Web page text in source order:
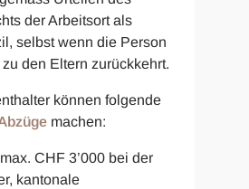
der Arbeitsort als
selbst wenn die Person
den Eltern zurückkehrt.
können folgende
machen:
CHF 3’000 bei der
kantonale